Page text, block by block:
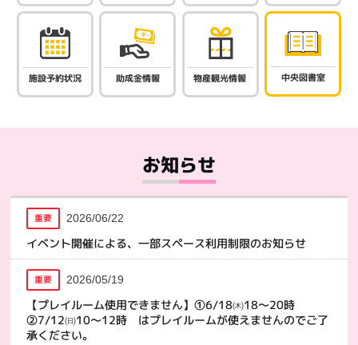
施設予約状況 助成金情報 物産観光情報 中央図書室
お知らせ
重要 2026/06/22
イベント開催による、一部スペース利用制限のお知らせ
重要 2026/05/19
【プレイルーム使用できません】①6/18㈭18～20時
②7/12㈰10～12時 はプレイルームが使えませんのでご了
承ください。